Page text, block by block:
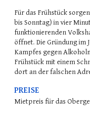
Für das Frühstück
bis Sonntag) in vier
funktionierenden
öffnet. Die Gründung im
Kampfes gegen
Frühstück mit einem
dort an der falschen
PREISE
Mietpreis für das